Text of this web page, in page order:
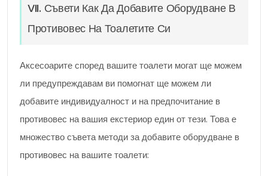
VII. Съвети Как Да Добавите Оборудване В
Противовес На Тоалетите Си
Аксесоарите според вашите тоалети могат ще можем
ли предупреждавам ви помогнат ще можем ли
добавите индивидуалност и на предпочитание в
противовес на вашия екстериор един от тези. Това е
множество съвета методи за добавите оборудване в
противовес на вашите тоалети: